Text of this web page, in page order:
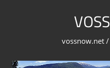
vossnow.net